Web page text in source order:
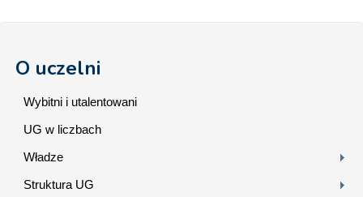
O uczelni
Wybitni i utalentowani
UG w liczbach
Władze
Struktura UG